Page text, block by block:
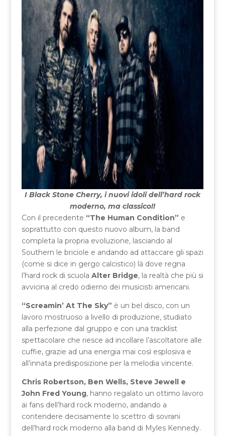
I Black Stone Cherry, i nuovi idoli dell’hard rock
moderno, ma classico!!
Con il precedente “The Human Condition” e
soprattutto con questo nuovo album, la band
completa la propria evoluzione, lasciando al
Southern le briciole e andando ad attaccare gli spazi
(come si dice in gergo calcistico) là dove regna
l’hard rock di scuola Alter Bridge, la realtà che più si
avvicina al credo odierno dei musicisti americani.
“Screamin’ At The Sky” è un bel disco, con un
lavoro mostruoso a livello di produzione, studiato
alla perfezione dal gruppo e con una tracklist
spettacolare che riesce ad incollare l’ascoltatore alle
cuffie, grazie ad una energia mai così esplosiva e
all’innata predisposizione per la melodia vincente.
Chris Robertson, Ben Wells, Steve Jewell e
John Fred Young, hanno regalato un ottimo lavoro
ai fans dell’hard rock moderno, andando a
contendere decisamente lo scettro di sovrani
dell’hard rock moderno alla band di Myles Kennedy.